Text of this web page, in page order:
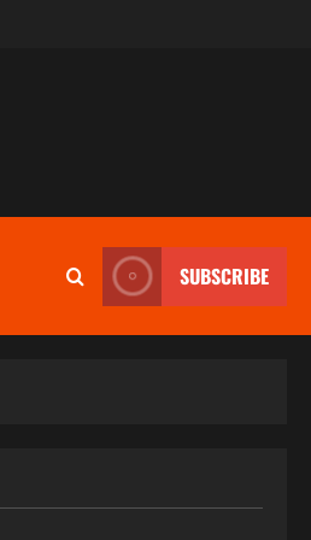
SUBSCRIBE